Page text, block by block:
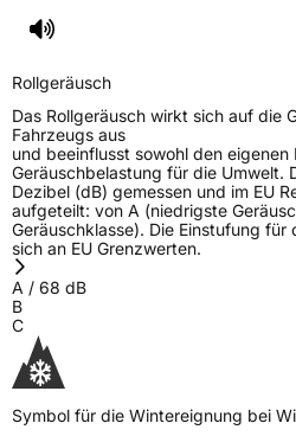
Rollgeräusch
Das Rollgeräusch wirkt sich auf die
Fahrzeugs aus
und beeinflusst sowohl den
Geräuschbelastung für die Umwelt.
Dezibel (dB) gemessen und im EU
aufgeteilt: von A (niedrigste
Geräuschklasse). Die Einstufung für
sich an EU Grenzwerten.
A / 68 dB
B
C
Symbol für die Wintereignung bei